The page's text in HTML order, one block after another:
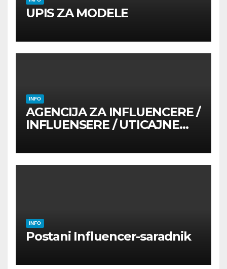
UPIS ZA MODELE
INFO
AGENCIJA ZA INFLUENCERE /
INFLUENSERE / UTICAJNE
INFO
Postani Influencer-saradnik